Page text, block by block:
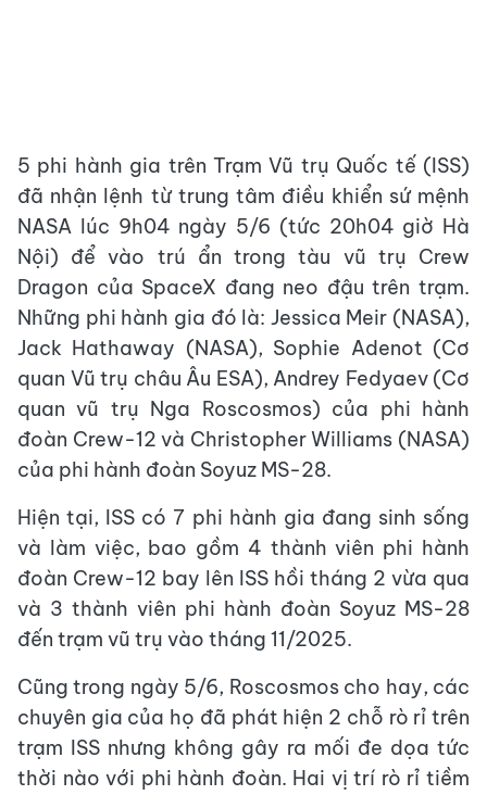
5 phi hành gia trên Trạm Vũ trụ Quốc tế (ISS)
đã nhận lệnh từ trung tâm điều khiển sứ mệnh
NASA lúc 9h04 ngày 5/6 (tức 20h04 giờ Hà
Nội) để vào trú ẩn trong tàu vũ trụ Crew
Dragon của SpaceX đang neo đậu trên trạm.
Những phi hành gia đó là: Jessica Meir (NASA),
Jack ‌Hathaway (NASA), Sophie Adenot (Cơ
quan Vũ trụ châu Âu ESA), Andrey Fedyaev (Cơ
quan vũ trụ Nga Roscosmos) của phi hành
đoàn Crew-12 và Christopher Williams (NASA)
của phi hành đoàn Soyuz MS-28.
Hiện tại, ISS có 7 phi hành gia đang sinh sống
và làm việc, bao gồm 4 thành viên phi hành
đoàn Crew-12 bay lên ISS hồi tháng 2 vừa qua
và 3 thành viên phi hành đoàn Soyuz MS-28
đến trạm vũ trụ vào tháng 11/2025.
Cũng trong ngày 5/6, Roscosmos cho hay, các
chuyên gia của họ đã phát hiện 2 chỗ rò rỉ trên
trạm ISS nhưng không gây ra mối đe dọa tức
thời nào với phi hành đoàn. Hai vị trí rò rỉ tiềm